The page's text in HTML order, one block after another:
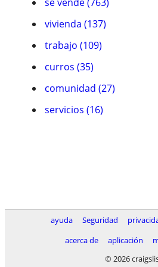
vivienda (137)
trabajo (109)
curros (35)
comunidad (27)
servicios (16)
ayuda Seguridad
acerca de
aplicación
© 2026